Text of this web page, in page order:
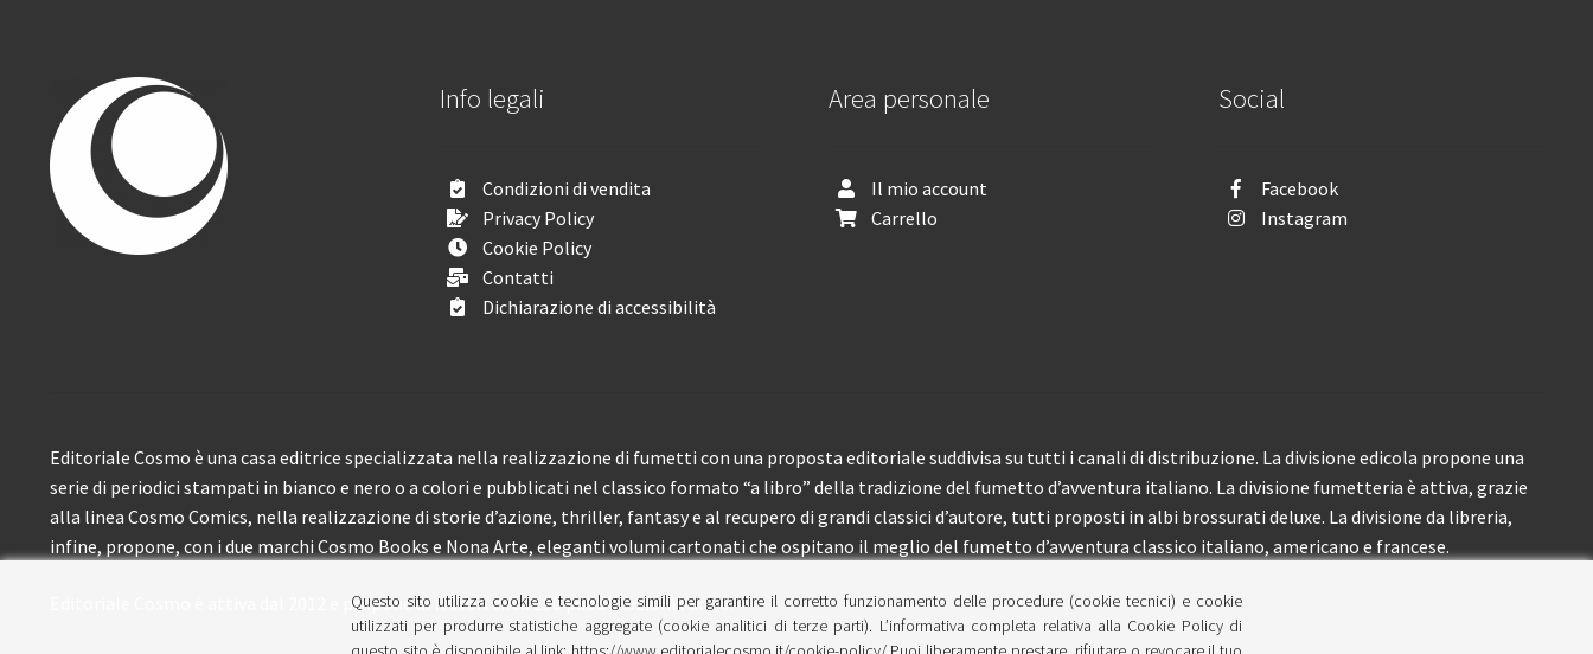
Info legali
Condizioni di vendita
Privacy Policy
Cookie Policy
Contatti
Dichiarazione di accessibilità
Area personale
Il mio account
Carrello
Social
Facebook
Instagram
Editoriale Cosmo è una casa editrice specializzata nella realizzazione di fumetti con una proposta editoriale suddivisa su tutti i canali di distribuzione. La divisione edicola propone una
serie di periodici stampati in bianco e nero o a colori e pubblicati nel classico formato “a libro” della tradizione del fumetto d’avventura italiano. La divisione fumetteria è attiva, grazie
alla linea Cosmo Comics, nella realizzazione di storie d’azione, thriller, fantasy e al recupero di grandi classici d’autore, tutti proposti in albi brossurati deluxe. La divisione da libreria,
infine, propone, con i due marchi Cosmo Books e Nona Arte, eleganti volumi cartonati che ospitano il meglio del fumetto d’avventura classico italiano, americano e francese.
Editoriale Cosmo è attiva dal 2012 e propone ai lettori circa 150 pubblicazioni l’anno.
Questo sito utilizza cookie e tecnologie simili per garantire il corretto funzionamento delle procedure (cookie tecnici) e cookie
utilizzati per produrre statistiche aggregate (cookie analitici di terze parti). L’informativa completa relativa alla Cookie Policy di